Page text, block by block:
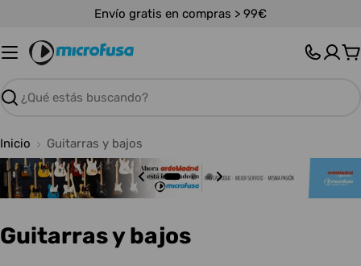
contenido
Envío gratis en compras > 99€
Buscar
Inicio Guitarras y bajos
C
Guitarras y bajos